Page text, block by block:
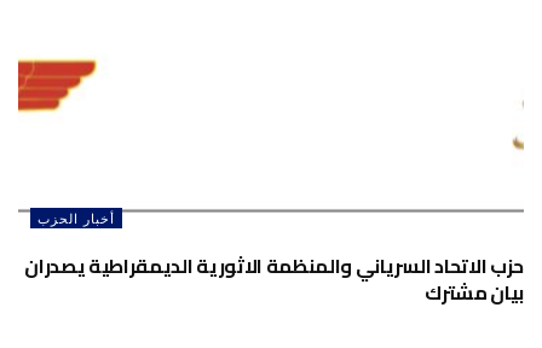
أخبار الحزب
حزب الاتحاد السرياني والمنظمة الاثورية الديمقراطية يصدران
بيان مشترك